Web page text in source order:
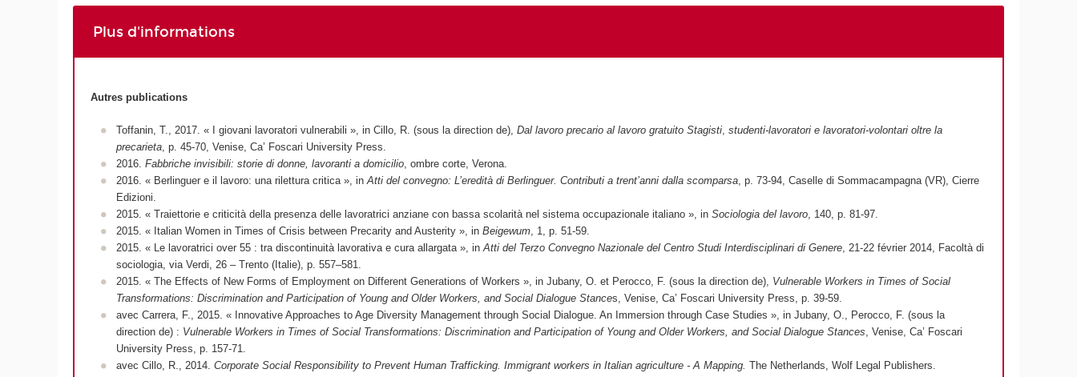
Plus d'informations
Autres publications
Toffanin, T., 2017. « I giovani lavoratori vulnerabili », in Cillo, R. (sous la direction de),Dal lavoro precario al lavoro gratuito Stagisti ,studenti-lavoratori e lavoratori-volontari oltre la
precarieta , p. 45-70, Venise, Ca’ Foscari University Press.
2016.Fabbriche invisibili: storie di donne, lavoranti a domicilio , ombre corte, Verona.
2016. « Berlinguer e il lavoro: una rilettura critica », inAtti del convegno: L’eredità di Berlinguer. Contributi a trent’anni dalla scomparsa , p. 73-94, Caselle di Sommacampagna (VR), Cierre
Edizioni.
2015. « Traiettorie e criticità della presenza delle lavoratrici anziane con bassa scolarità nel sistema occupazionale italiano », inSociologia del lavoro , 140, p. 81-97.
2015. « Italian Women in Times of Crisis between Precarity and Austerity », inBeigewum , 1, p. 51-59.
2015. « Le lavoratrici over 55 : tra discontinuità lavorativa e cura allargata », inAtti del Terzo Convegno Nazionale del Centro Studi Interdisciplinari di Genere , 21-22 février 2014, Facoltà di
sociologia, via Verdi, 26 – Trento (Italie), p. 557–581.
2015. « The Effects of New Forms of Employment on Different Generations of Workers », in Jubany, O. et Perocco, F. (sous la direction de), Vulnerable Workers in Times of Social
Transformations: Discrimination and Participation of Young and Older Workers, and Social Dialogue Stances, Venise, Ca’ Foscari University Press, p. 39-59.
avec Carrera, F., 2015. « Innovative Approaches to Age Diversity Management through Social Dialogue. An Immersion through Case Studies », in Jubany, O., Perocco, F. (sous la
direction de) : Vulnerable Workers in Times of Social Transformations: Discrimination and Participation of Young and Older Workers, and Social Dialogue Stances , Venise, Ca’ Foscari
University Press, p. 157-71.
avec Cillo, R., 2014.Corporate Social Responsibility to Prevent Human Trafficking. Immigrant workers in Italian agriculture - A Mapping. The Netherlands, Wolf Legal Publishers.